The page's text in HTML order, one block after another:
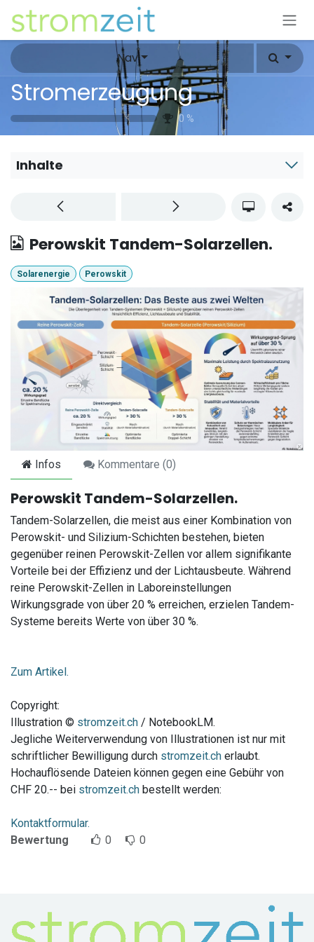
Zum Inhalt springen
Nav
Stromerzeugung
0 %
Inhalte
Perowskit Tandem-Solarzellen.
Solarenergie Perowskit
Infos Kommentare (0)
Perowskit Tandem-Solarzellen.
Tandem-Solarzellen, die meist aus einer Kombination von
Perowskit- und Silizium-Schichten bestehen, bieten
gegenüber reinen Perowskit-Zellen vor allem signifikante
Vorteile bei der Effizienz und der Lichtausbeute. Während
reine Perowskit-Zellen in Laboreinstellungen
Wirkungsgrade von über 20 % erreichen, erzielen Tandem-
Systeme bereits Werte von über 30 %.
Zum Artikel.
Copyright:
Illustration © stromzeit.ch / NotebookLM.
Jegliche Weiterverwendung von Illustrationen ist nur mit
schriftlicher Bewilligung durch stromzeit.ch erlaubt.
Hochauflösende Dateien können gegen eine Gebühr von
CHF 20.-- bei stromzeit.ch bestellt werden:
Kontaktformular.
Bewertung
0 0